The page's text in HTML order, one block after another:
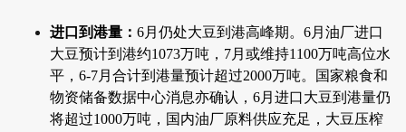
进口到港量： 6月仍处大豆到港高峰期。6月油厂进口
大豆预计到港约1073万吨，7月或维持1100万吨高位水
平，6-7月合计到港量预计超过2000万吨。国家粮食和
物资储备数据中心消息亦确认，6月进口大豆到港量仍
将超过1000万吨，国内油厂原料供应充足，大豆压榨